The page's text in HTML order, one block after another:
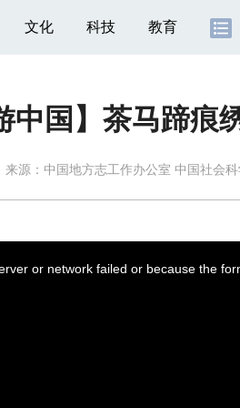
文化 科技 教育
中国】茶马蹄痕
来源： 中国地方志工作办公室 中国社会科
or network failed or because the